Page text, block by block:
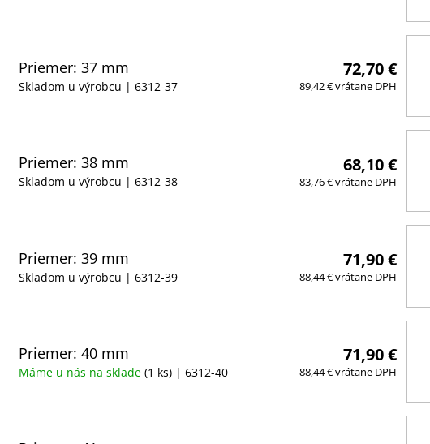
Priemer: 37 mm
Skladom u výrobcu | 6312-37
72,70 €
89,42 € vrátane DPH
Priemer: 38 mm
Skladom u výrobcu | 6312-38
68,10 €
83,76 € vrátane DPH
Priemer: 39 mm
Skladom u výrobcu | 6312-39
71,90 €
88,44 € vrátane DPH
Priemer: 40 mm
Máme u nás na sklade (1 ks) | 6312-40
71,90 €
88,44 € vrátane DPH